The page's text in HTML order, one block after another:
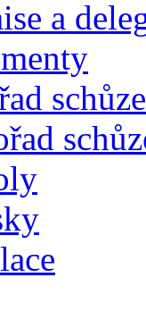
a
schůze